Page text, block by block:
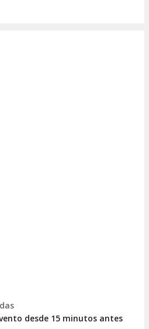
desde 15 minutos antes